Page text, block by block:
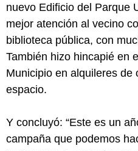
nuevo Edificio del Parque
mejor atención al vecino
biblioteca pública, con
También hizo hincapié en
Municipio en alquileres de
espacio.
Y concluyó: “Este es un
campaña que podemos